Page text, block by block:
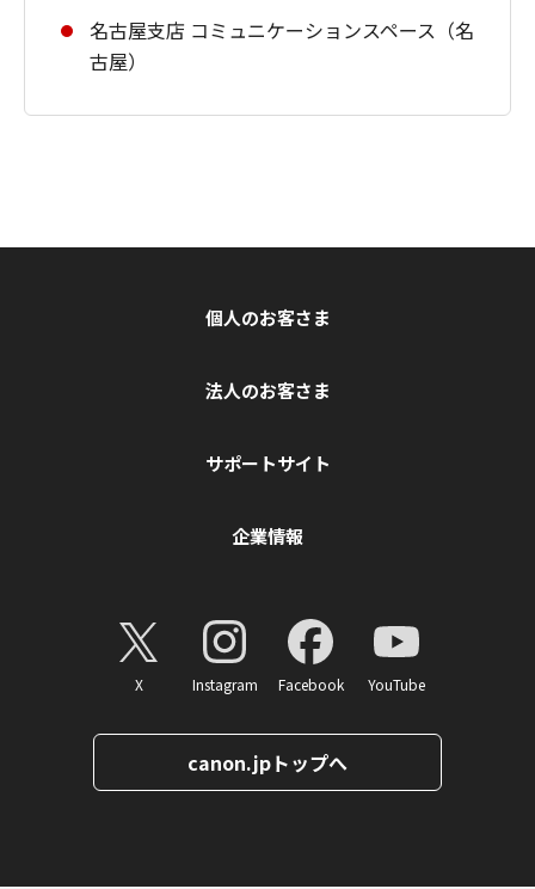
名古屋支店 コミュニケーションスペース（名
古屋）
個人のお客さま
法人のお客さま
サポートサイト
企業情報
X Instagram Facebook YouTube
canon.jpトップへ